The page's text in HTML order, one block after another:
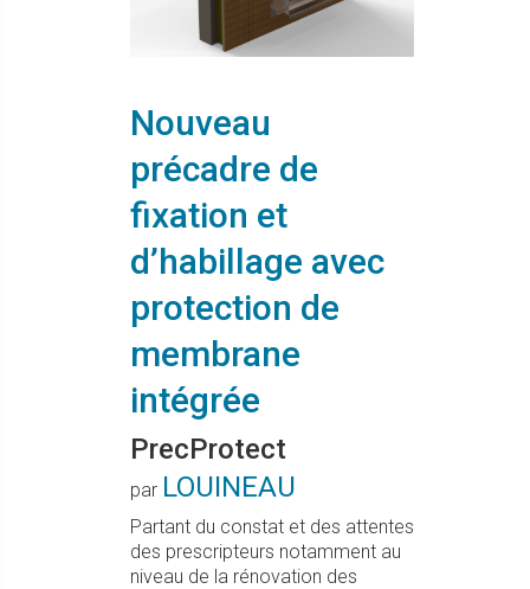
Nouveau
précadre de
fixation et
d’habillage avec
protection de
membrane
intégrée
PrecProtect
par LOUINEAU
Partant du constat et des attentes
des prescripteurs notamment au
niveau de la rénovation des